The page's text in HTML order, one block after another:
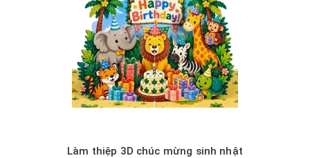
Làm thiệp 3D chúc mừng sinh nhật